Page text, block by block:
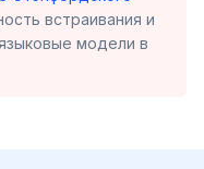
встраивания и
модели в